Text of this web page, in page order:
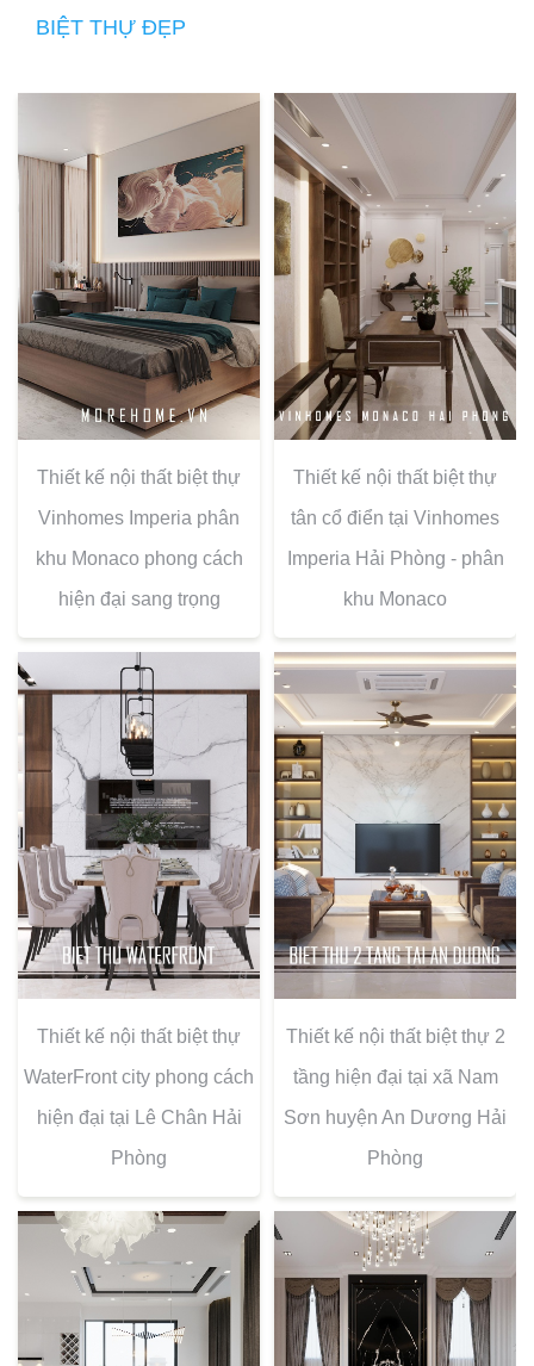
BIỆT THỰ ĐẸP
Thiết kế nội thất biệt thự
Vinhomes Imperia phân
khu Monaco phong cách
hiện đại sang trọng
Thiết kế nội thất biệt thự
tân cổ điển tại Vinhomes
Imperia Hải Phòng - phân
khu Monaco
Thiết kế nội thất biệt thự
WaterFront city phong cách
hiện đại tại Lê Chân Hải
Phòng
Thiết kế nội thất biệt thự 2
tầng hiện đại tại xã Nam
Sơn huyện An Dương Hải
Phòng